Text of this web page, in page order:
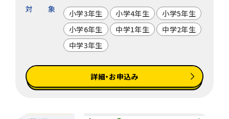
対象
小学3年生 小学4年生
小学5年生
小学6年生
中学1年生
中学2年生
中学3年生
詳細・お申込み